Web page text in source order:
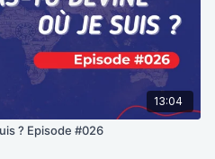
13:04
? Episode #026